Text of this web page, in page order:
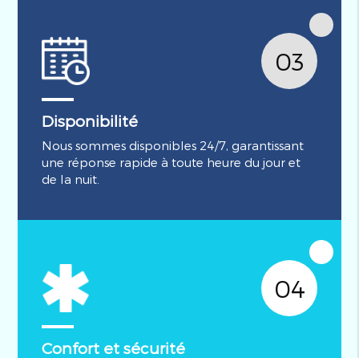
03
Disponibilité
Nous sommes disponibles 24/7, garantissant
une réponse rapide à toute heure du jour et
de la nuit.
04
Confort et sécurité